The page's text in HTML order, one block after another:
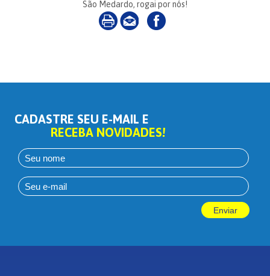
São Medardo, rogai por nós!
CADASTRE SEU E-MAIL E
RECEBA NOVIDADES!